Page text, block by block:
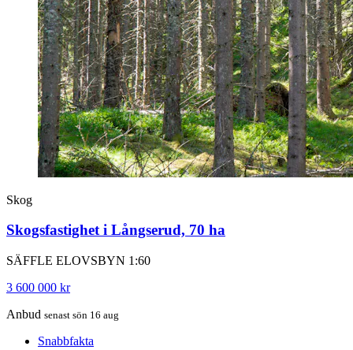
Skog
Skogsfastighet i Långserud, 70 ha
SÄFFLE ELOVSBYN 1:60
3 600 000 kr
Anbud senast sön 16 aug
Snabbfakta